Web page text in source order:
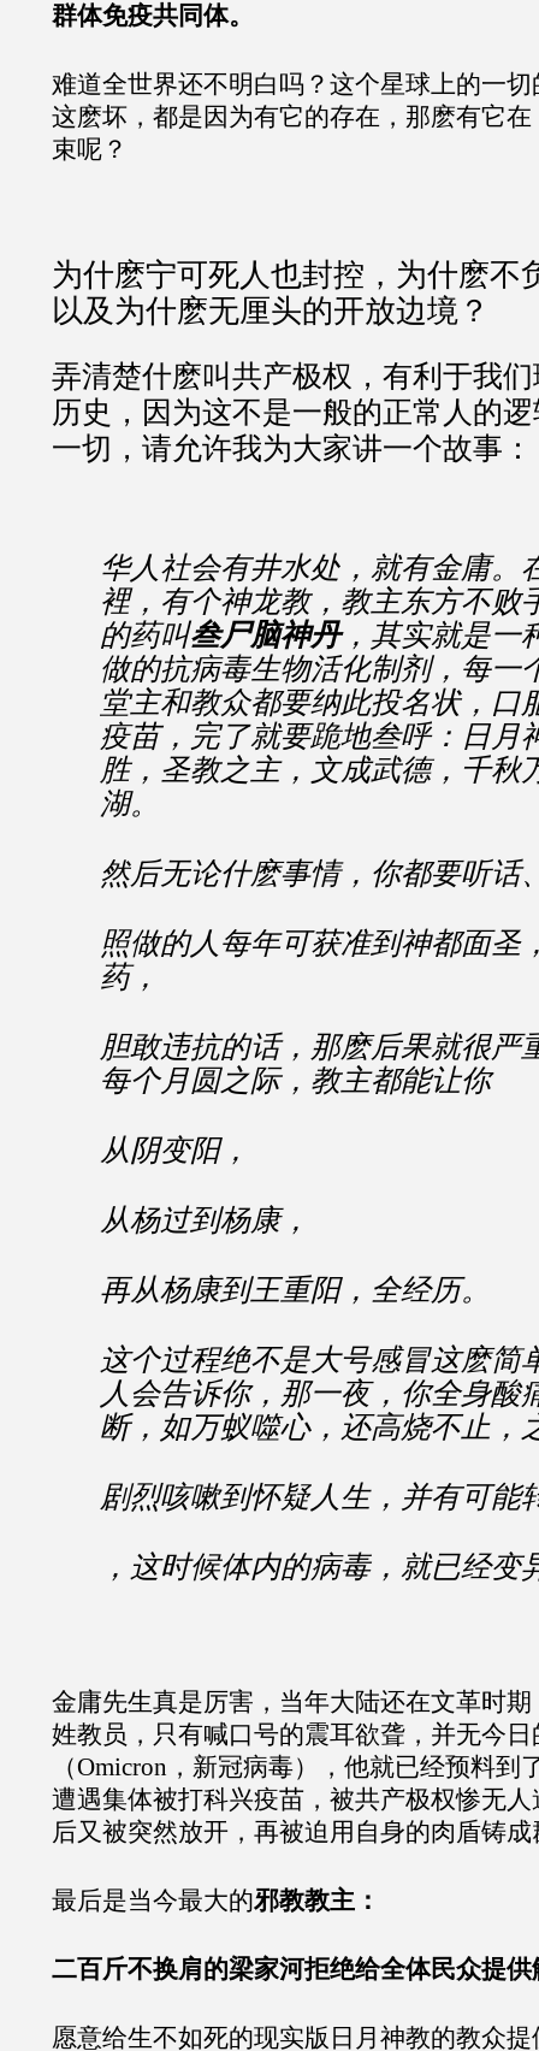
群体免疫共同体。
难道全世界还不明白吗？这个星球上的一
这麽坏，都是因为有它的存在，那麽有它
束呢？
为什麽宁可死人也封控，为什麽不
以及为什麽无厘头的开放边境？
弄清楚什麽叫共产极权，有利于我
历史，因为这不是一般的正常人的
一切，请允许我为大家讲一个故事：
华人社会有井水处，就有金庸。
裡，有个神龙教，教主东方不败
的药叫叁尸脑神丹，其实就是一
做的抗病毒生物活化制剂，每一
堂主和教众都要纳此投名状，口
疫苗，完了就要跪地叁呼：日月
胜，圣教之主，文成武德，千秋
湖。
然后无论什麽事情，你都要听话
照做的人每年可获准到神都面圣
药，
胆敢违抗的话，那麽后果就很严
每个月圆之际，教主都能让你
从阴变阳，
从杨过到杨康，
再从杨康到王重阳，全经历。
这个过程绝不是大号感冒这麽简
人会告诉你，那一夜，你全身酸
断，如万蚁噬心，还高烧不止，
剧烈咳嗽到怀疑人生，并有可能
，这时候体内的病毒，就已经变
金庸先生真是厉害，当年大陆还在文革时
姓教员，只有喊口号的震耳欲聋，并无今
（Omicron，新冠病毒），他就已经预料到
遭遇集体被打科兴疫苗，被共产极权惨无
后又被突然放开，再被迫用自身的肉盾铸
最后是当今最大的邪教教主：
二百斤不换肩的梁家河拒绝给全体民众提
愿意给生不如死的现实版日月神教的教众